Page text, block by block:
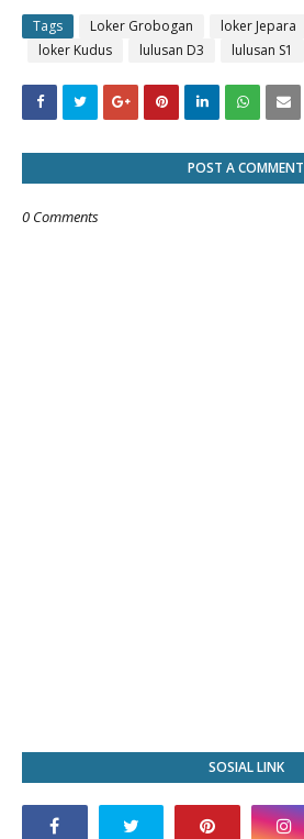
Tags Loker Grobogan loker Jepara
loker Kudus
lulusan D3 lulusan S1
POST A COMMENT
0 Comments
SOSIAL LINK